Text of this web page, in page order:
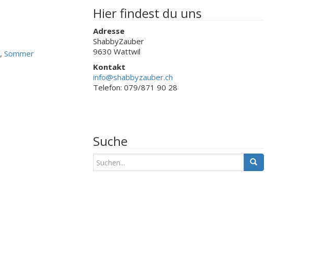
, Sommer
Hier findest du uns
Adresse
ShabbyZauber
9630 Wattwil
Kontakt
info@shabbyzauber.ch
Telefon: 079/871 90 28
Suche
S
u